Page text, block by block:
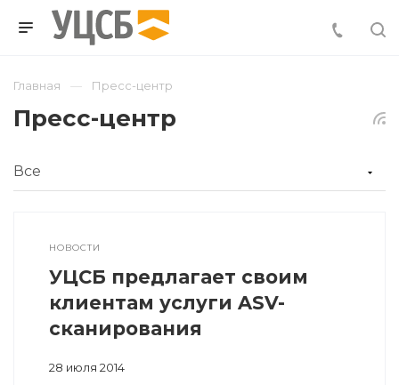
Главная Пресс-центр
Пресс-центр
НОВОСТИ
УЦСБ предлагает своим
клиентам услуги ASV-
сканирования
28 июля 2014